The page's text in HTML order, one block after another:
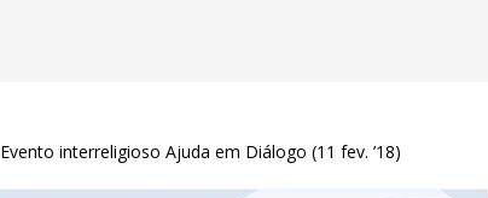
Evento interreligioso Ajuda em Diálogo (11 fev. ’18)